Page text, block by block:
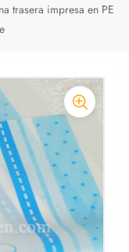
trasera impresa en PE